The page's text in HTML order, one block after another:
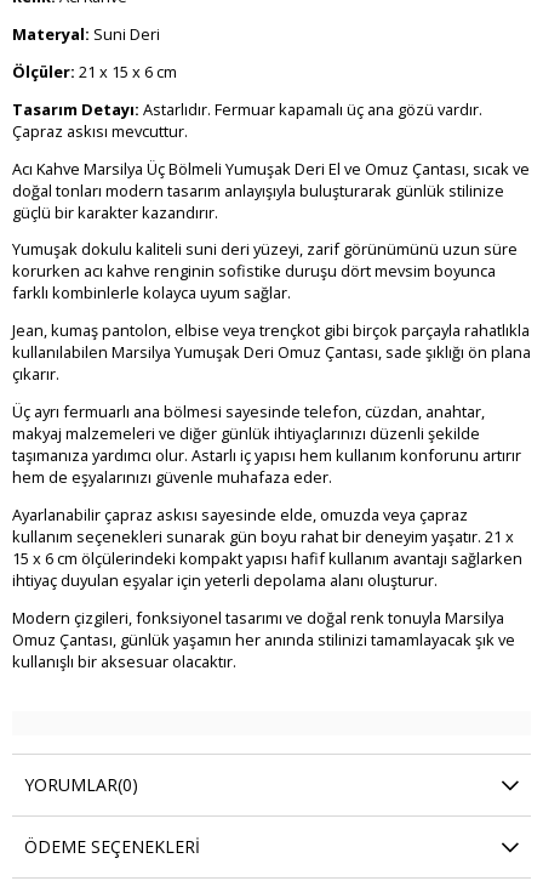
Materyal: Suni Deri
Ölçüler: 21 x 15 x 6 cm
Tasarım Detayı: Astarlıdır. Fermuar kapamalı üç ana gözü vardır.
Çapraz askısı mevcuttur.
Acı Kahve Marsilya Üç Bölmeli Yumuşak Deri El ve Omuz Çantası, sıcak ve
doğal tonları modern tasarım anlayışıyla buluşturarak günlük stilinize
güçlü bir karakter kazandırır.
Yumuşak dokulu kaliteli suni deri yüzeyi, zarif görünümünü uzun süre
korurken acı kahve renginin sofistike duruşu dört mevsim boyunca
farklı kombinlerle kolayca uyum sağlar.
Jean, kumaş pantolon, elbise veya trençkot gibi birçok parçayla rahatlıkla
kullanılabilen Marsilya Yumuşak Deri Omuz Çantası, sade şıklığı ön plana
çıkarır.
Üç ayrı fermuarlı ana bölmesi sayesinde telefon, cüzdan, anahtar,
makyaj malzemeleri ve diğer günlük ihtiyaçlarınızı düzenli şekilde
taşımanıza yardımcı olur. Astarlı iç yapısı hem kullanım konforunu artırır
hem de eşyalarınızı güvenle muhafaza eder.
Ayarlanabilir çapraz askısı sayesinde elde, omuzda veya çapraz
kullanım seçenekleri sunarak gün boyu rahat bir deneyim yaşatır. 21 x
15 x 6 cm ölçülerindeki kompakt yapısı hafif kullanım avantajı sağlarken
ihtiyaç duyulan eşyalar için yeterli depolama alanı oluşturur.
Modern çizgileri, fonksiyonel tasarımı ve doğal renk tonuyla Marsilya
Omuz Çantası, günlük yaşamın her anında stilinizi tamamlayacak şık ve
kullanışlı bir aksesuar olacaktır.
YORUMLAR(0)
ÖDEME SEÇENEKLERI